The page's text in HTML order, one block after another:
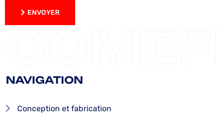
ENVOYER
NAVIGATION
Conception et fabrication